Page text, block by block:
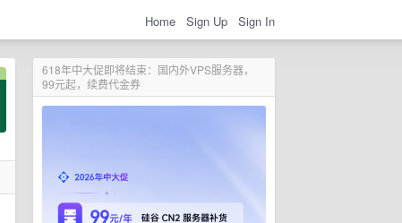
Home Sign Up Sign In
618年中大促即将结束：国内外VPS服务器，
99元起，续费代金券